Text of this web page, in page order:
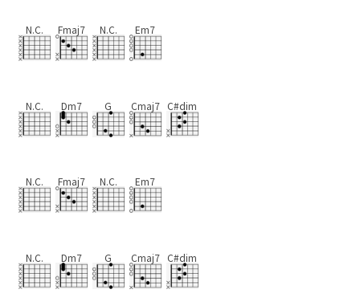
N.C. Fmaj7 N.C. Em7
N.C. Dm7 G Cmaj7 C#dim
N.C. Fmaj7 N.C. Em7
N.C. Dm7 G Cmaj7 C#dim